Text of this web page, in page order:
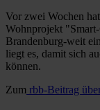
Vor zwei Wochen
Wohnprojekt
Brandenburg-weit
liegt es, damit sich
können.
Zum rbb-Beitrag